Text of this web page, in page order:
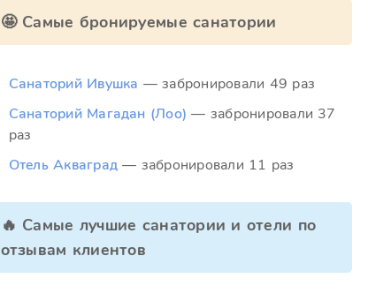
🤩 Самые бронируемые санатории
Санаторий Ивушка — забронировали 49 раз
Санаторий Магадан (Лоо) — забронировали 37
раз
Отель Акваград — забронировали 11 раз
🔥 Самые лучшие санатории и отели по
отзывам клиентов